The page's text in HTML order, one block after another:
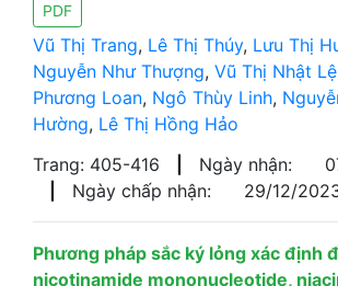
PDF
Vũ Thị Trang, Lê Thị Thúy, Lưu Thị
Nguyễn Như Thượng, Vũ Thị Nhật Lệ
Phương Loan, Ngô Thùy Linh,
Hường, Lê Thị Hồng Hảo
Trang: 405-416
Ngày nhận:
Ngày chấp nhận: 29/12/
Phương pháp sắc ký lỏng xác định
nicotinamide mononucleotide,